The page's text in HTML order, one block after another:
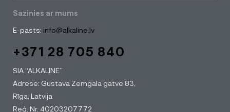
Sazinies ar mums
E-pasts: info@alkaline.lv
+371 28 705 840
SIA “ALKALINE”
Adrese: Gustava Zemgala gatve 83,
Rīga, Latvija
Reģ. Nr. 40203207772